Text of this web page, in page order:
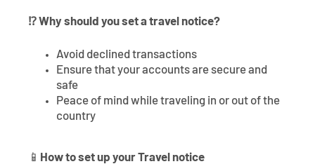
⁉️ Why should you set a travel notice?
Avoid declined transactions
Ensure that your accounts are secure and
safe
Peace of mind while traveling in or out of the
country
📱 How to set up your Travel notice